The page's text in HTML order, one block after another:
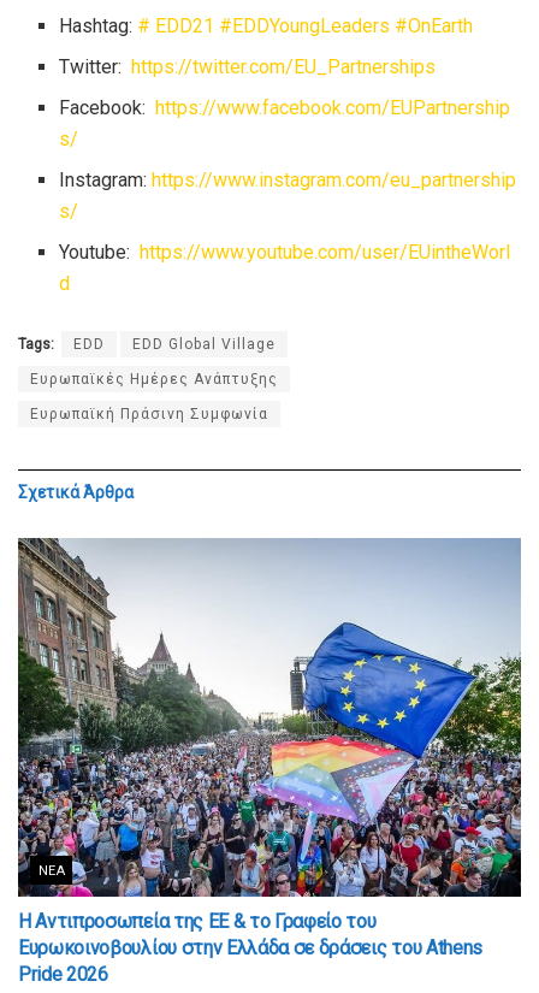
Hashtag: # EDD21 #EDDYoungLeaders #OnEarth
Twitter:https://twitter.com/EU_Partnerships
Facebook:https://www.facebook.com/EUPartnership
s/
Instagram:https://www.instagram.com/eu_partnership
s/
Youtube:https://www.youtube.com/user/EUintheWorl
d
Tags: EDD EDD Global Village
Ευρωπαϊκές Ημέρες Ανάπτυξης
Ευρωπαϊκή Πράσινη Συμφωνία
ΣχετικάΆρθρα
ΝΈΑ
Η Αντιπροσωπεία της ΕΕ & το Γραφείο του
Ευρωκοινοβουλίου στην Ελλάδα σε δράσεις του Athens
Pride 2026